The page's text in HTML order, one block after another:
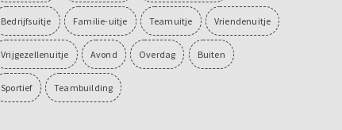
Bedrijfsuitje Familie-uitje Teamuitje Vriendenuitje
Vrijgezellenuitje Avond Overdag Buiten
Sportief Teambuilding